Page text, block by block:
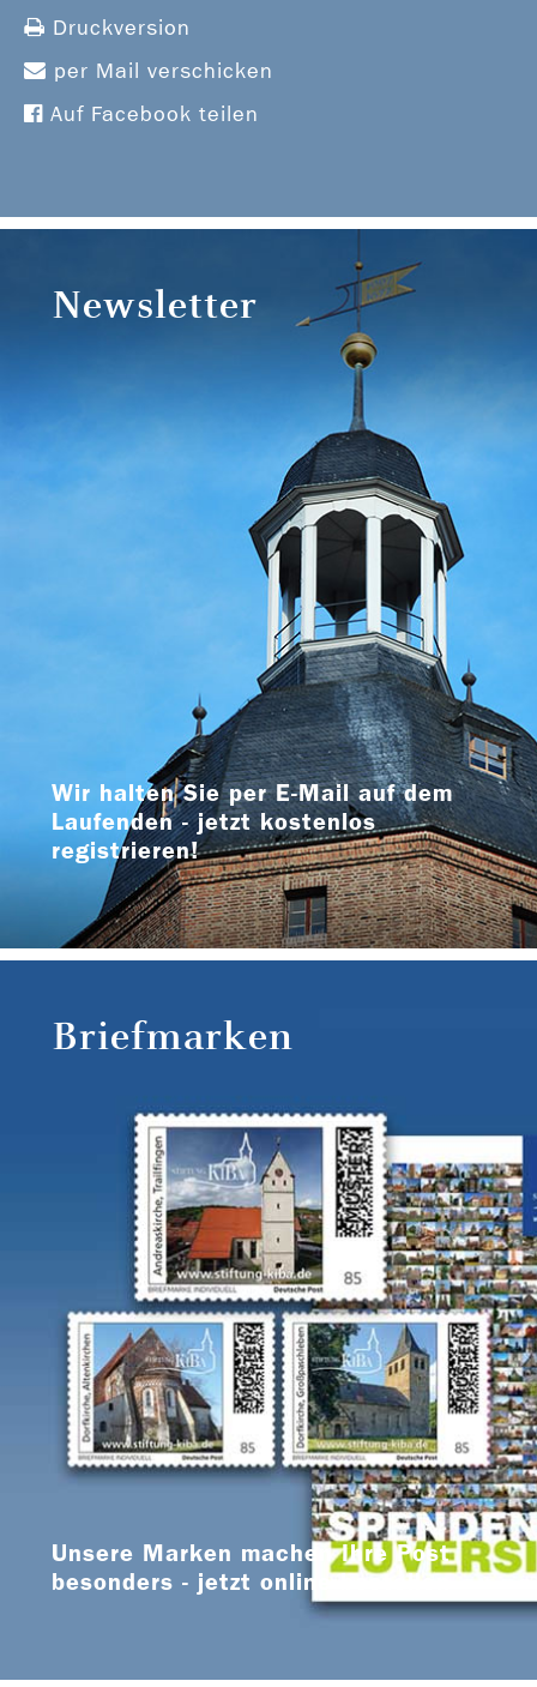
Druckversion
per Mail verschicken
Auf Facebook teilen
Newsletter
Wir halten Sie per E-Mail auf dem
Laufenden - jetzt kostenlos
registrieren!
Briefmarken
Unsere Marken machen Ihre Post
besonders - jetzt online bestellen